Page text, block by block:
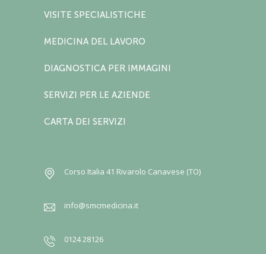
VISITE SPECIALISTICHE
MEDICINA DEL LAVORO
DIAGNOSTICA PER IMMAGINI
SERVIZI PER LE AZIENDE
CARTA DEI SERVIZI
Corso Italia 41 Rivarolo Canavese (TO)
info@smcmedicina.it
0124 28126